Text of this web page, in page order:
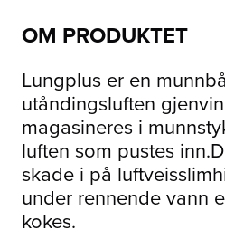
OM PRODUKTET
Lungplus er en
utåndingsluften
magasineres i
luften som pustes
skade i på
under rennende vann
kokes.